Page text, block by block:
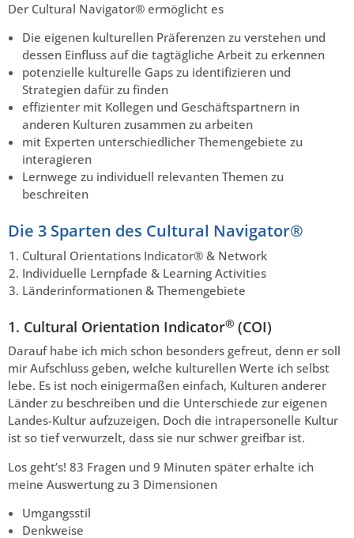
Der Cultural Navigator® ermöglicht es
Die eigenen kulturellen Präferenzen zu verstehen und
dessen Einfluss auf die tagtägliche Arbeit zu erkennen
potenzielle kulturelle Gaps zu identifizieren und
Strategien dafür zu finden
effizienter mit Kollegen und Geschäftspartnern in
anderen Kulturen zusammen zu arbeiten
mit Experten unterschiedlicher Themengebiete zu
interagieren
Lernwege zu individuell relevanten Themen zu
beschreiten
Die 3 Sparten des Cultural Navigator®
Cultural Orientations Indicator® & Network
Individuelle Lernpfade & Learning Activities
Länderinformationen & Themengebiete
1. Cultural Orientation Indicator® (COI)
Darauf habe ich mich schon besonders gefreut, denn er soll
mir Aufschluss geben, welche kulturellen Werte ich selbst
lebe. Es ist noch einigermaßen einfach, Kulturen anderer
Länder zu beschreiben und die Unterschiede zur eigenen
Landes-Kultur aufzuzeigen. Doch die intrapersonelle Kultur
ist so tief verwurzelt, dass sie nur schwer greifbar ist.
Los geht’s! 83 Fragen und 9 Minuten später erhalte ich
meine Auswertung zu 3 Dimensionen
Umgangsstil
Denkweise